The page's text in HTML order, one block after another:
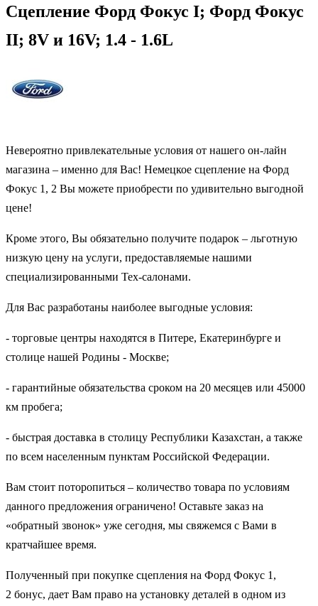
Сцепление Форд Фокус I; Форд Фокус
II; 8V и 16V; 1.4 - 1.6L
Невероятно привлекательные условия от нашего он-лайн
магазина – именно для Вас! Немецкое сцепление на Форд
Фокус 1, 2 Вы можете приобрести по удивительно выгодной
цене!
Кроме этого, Вы обязательно получите подарок – льготную
низкую цену на услуги, предоставляемые нашими
специализированными Тех-салонами.
Для Вас разработаны наиболее выгодные условия:
- торговые центры находятся в Питере, Екатеринбурге и
столице нашей Родины - Москве;
- гарантийные обязательства сроком на 20 месяцев или 45000
км пробега;
- быстрая доставка в столицу Республики Казахстан, а также
по всем населенным пунктам Российской Федерации.
Вам стоит поторопиться – количество товара по условиям
данного предложения ограничено! Оставьте заказ на
«обратный звонок» уже сегодня, мы свяжемся с Вами в
кратчайшее время.
Полученный при покупке сцепления на Форд Фокус 1,
2 бонус, дает Вам право на установку деталей в одном из